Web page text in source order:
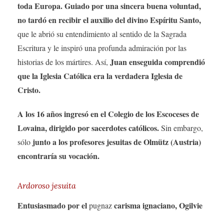
toda Europa. Guiado por una sincera buena voluntad,
no tardó en recibir el auxilio del divino Espíritu Santo,
que le abrió su entendimiento al sentido de la Sagrada
Escritura y le inspiró una profunda admiración por las
historias de los mártires. Así, Juan enseguida comprendió
que la Iglesia Católica era la verdadera Iglesia de
Cristo.
A los 16 años ingresó en el Colegio de los Escoceses de
Lovaina, dirigido por sacerdotes católicos.Sin embargo,
sólo junto a los profesores jesuitas de Olmütz (Austria)
encontraría su vocación.
Ardoroso jesuita
Entusiasmado por elpugnazcarisma ignaciano, Ogilvie